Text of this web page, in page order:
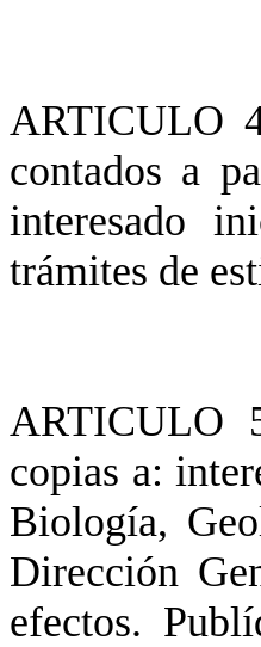
ARTICULO
contados a
interesado
trámites de
ARTICULO
copias a:
Biología,
Dirección
efectos.